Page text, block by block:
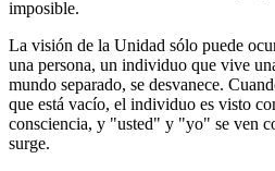
imposible.
La visión de la Unidad sólo puede
una persona, un individuo que vive
mundo separado, se desvanece.
que está vacío, el individuo es visto
consciencia, y "usted" y "yo" se ven
surge.